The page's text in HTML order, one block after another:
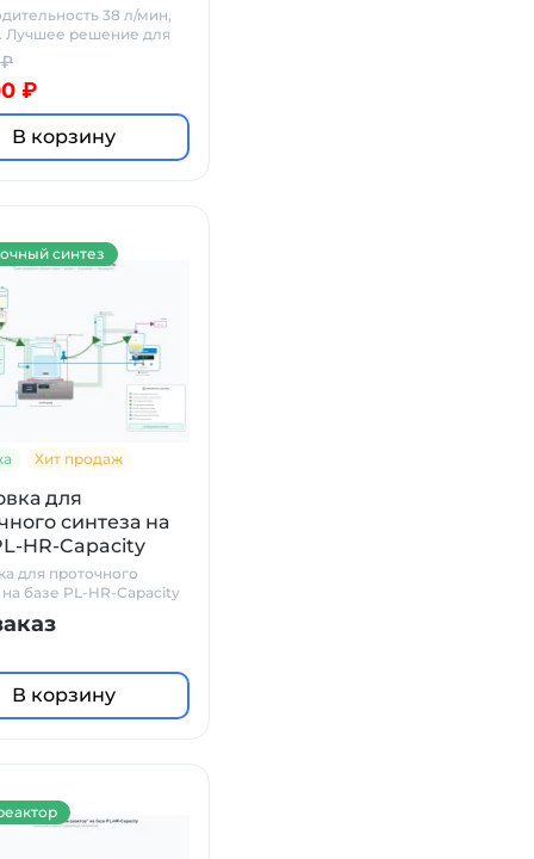
38 л/мин,
Лучшее решение для
₽
В корзину
Хит продаж
для
синтеза на
HR-Capacity
для проточного
базе PL-HR-Capacity
В корзину
синтез